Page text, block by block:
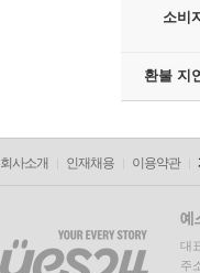
소비
환불 지
회사소개 인재채용 이용약관
대
주